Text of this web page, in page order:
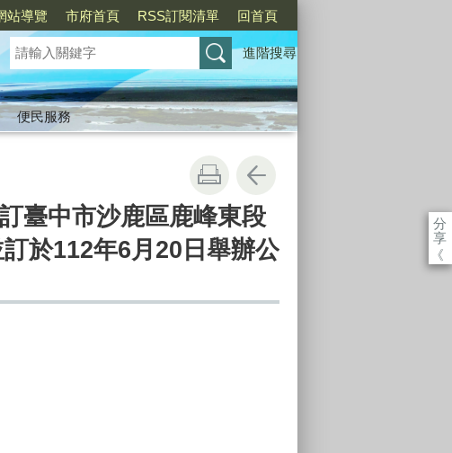
站導覽 市府首頁 RSS訂閱清單 回首頁
進階搜尋
便民服務
分
享
《
臺中市沙鹿區鹿峰東段
於112年6月20日舉辦公